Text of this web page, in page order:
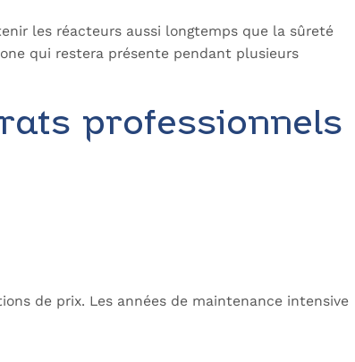
les réacteurs aussi longtemps que la sûreté
qui restera présente pendant plusieurs
professionnels
de prix. Les années de maintenance intensive